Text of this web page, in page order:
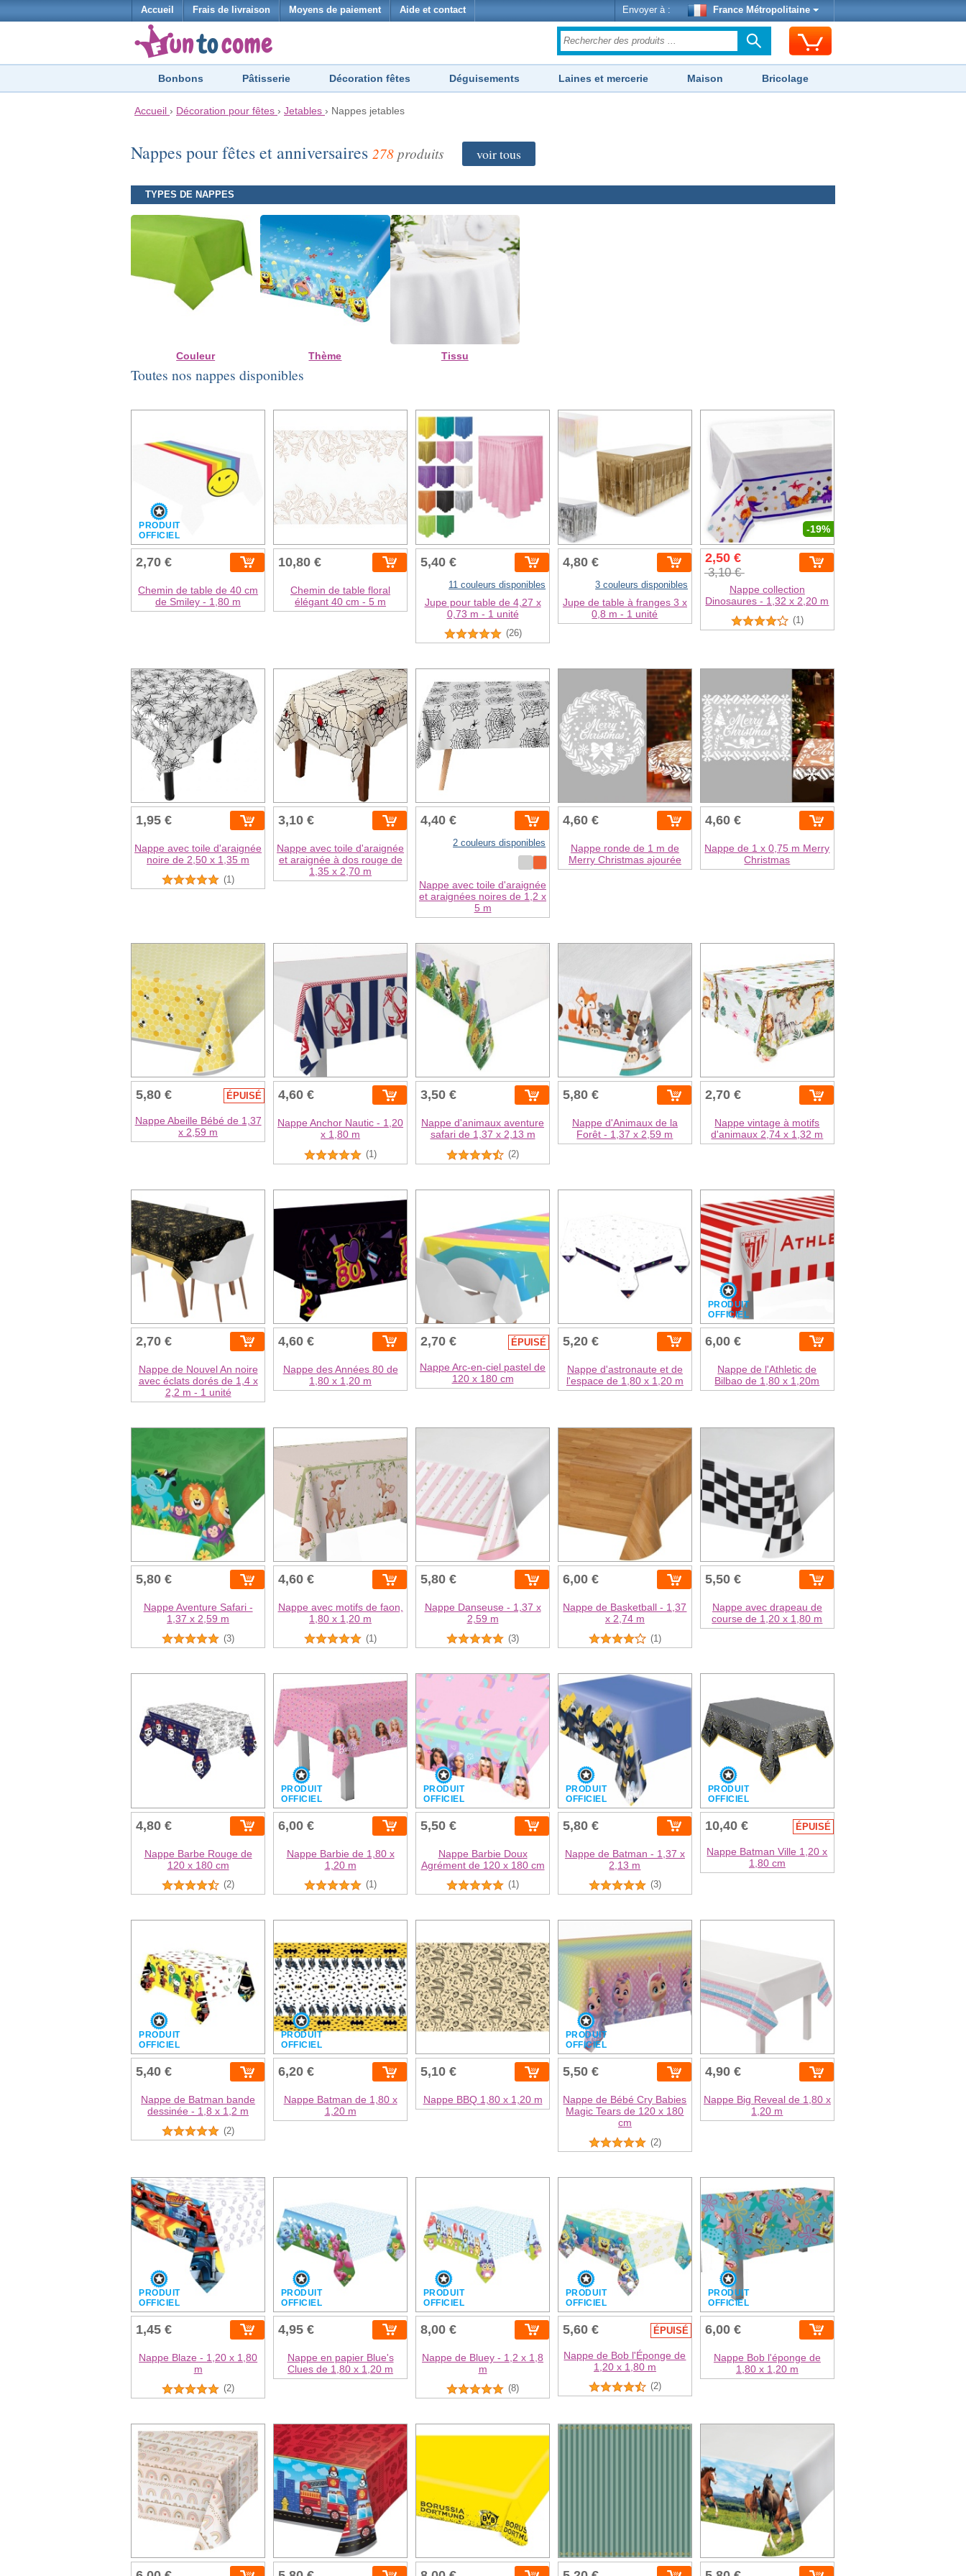
Accueil Frais de livraison Moyens de paiement Aide et contact Envoyer à : France Métropolitaine
Bonbons Pâtisserie Décoration fêtes Déguisements Laines et mercerie Maison Bricolage
Accueil › Décoration pour fêtes › Jetables › Nappes jetables
Nappes pour fêtes et anniversaires 278 produits voir tous
TYPES DE NAPPES
Couleur Thème Tissu
Toutes nos nappes disponibles
PRODUIT
OFFICIEL
2,70 €
Chemin de table de 40 cm
de Smiley - 1,80 m
10,80 €
Chemin de table floral
élégant 40 cm - 5 m
5,40 €
11 couleurs disponibles
Jupe pour table de 4,27 x
0,73 m - 1 unité
(26)
4,80 €
3 couleurs disponibles
Jupe de table à franges 3 x
0,8 m - 1 unité
-19%
2,50 €
3,10 €
Nappe collection
Dinosaures - 1,32 x 2,20 m
(1)
1,95 €
Nappe avec toile d'araignée
noire de 2,50 x 1,35 m
(1)
3,10 €
Nappe avec toile d'araignée
et araignée à dos rouge de
1,35 x 2,70 m
4,40 €
2 couleurs disponibles
Nappe avec toile d'araignée
et araignées noires de 1,2 x
5 m
4,60 €
Nappe ronde de 1 m de
Merry Christmas ajourée
4,60 €
Nappe de 1 x 0,75 m Merry
Christmas
5,80 € ÉPUISÉ
Nappe Abeille Bébé de 1,37
x 2,59 m
4,60 €
Nappe Anchor Nautic - 1,20
x 1,80 m
(1)
3,50 €
Nappe d'animaux aventure
safari de 1,37 x 2,13 m
(2)
5,80 €
Nappe d'Animaux de la
Forêt - 1,37 x 2,59 m
2,70 €
Nappe vintage à motifs
d'animaux 2,74 x 1,32 m
2,70 €
Nappe de Nouvel An noire
avec éclats dorés de 1,4 x
2,2 m - 1 unité
4,60 €
Nappe des Années 80 de
1,80 x 1,20 m
2,70 € ÉPUISÉ
Nappe Arc-en-ciel pastel de
120 x 180 cm
5,20 €
Nappe d'astronaute et de
l'espace de 1,80 x 1,20 m
PRODUIT
OFFICIEL
6,00 €
Nappe de l'Athletic de
Bilbao de 1,80 x 1,20m
5,80 €
Nappe Aventure Safari -
1,37 x 2,59 m
(3)
4,60 €
Nappe avec motifs de faon,
1,80 x 1,20 m
(1)
5,80 €
Nappe Danseuse - 1,37 x
2,59 m
(3)
6,00 €
Nappe de Basketball - 1,37
x 2,74 m
(1)
5,50 €
Nappe avec drapeau de
course de 1,20 x 1,80 m
4,80 €
Nappe Barbe Rouge de
120 x 180 cm
(2)
PRODUIT
OFFICIEL
6,00 €
Nappe Barbie de 1,80 x
1,20 m
(1)
PRODUIT
OFFICIEL
5,50 €
Nappe Barbie Doux
Agrément de 120 x 180 cm
(1)
PRODUIT
OFFICIEL
5,80 €
Nappe de Batman - 1,37 x
2,13 m
(3)
PRODUIT
OFFICIEL
10,40 € ÉPUISÉ
Nappe Batman Ville 1,20 x
1,80 cm
PRODUIT
OFFICIEL
5,40 €
Nappe de Batman bande
dessinée - 1,8 x 1,2 m
(2)
PRODUIT
OFFICIEL
6,20 €
Nappe Batman de 1,80 x
1,20 m
5,10 €
Nappe BBQ 1,80 x 1,20 m
PRODUIT
OFFICIEL
5,50 €
Nappe de Bébé Cry Babies
Magic Tears de 120 x 180
cm
(2)
4,90 €
Nappe Big Reveal de 1,80 x
1,20 m
PRODUIT
OFFICIEL
1,45 €
Nappe Blaze - 1,20 x 1,80
m
(2)
PRODUIT
OFFICIEL
4,95 €
Nappe en papier Blue's
Clues de 1,80 x 1,20 m
PRODUIT
OFFICIEL
8,00 €
Nappe de Bluey - 1,2 x 1,8
m
(8)
PRODUIT
OFFICIEL
5,60 € ÉPUISÉ
Nappe de Bob l'Éponge de
1,20 x 1,80 m
(2)
PRODUIT
OFFICIEL
6,00 €
Nappe Bob l'éponge de
1,80 x 1,20 m